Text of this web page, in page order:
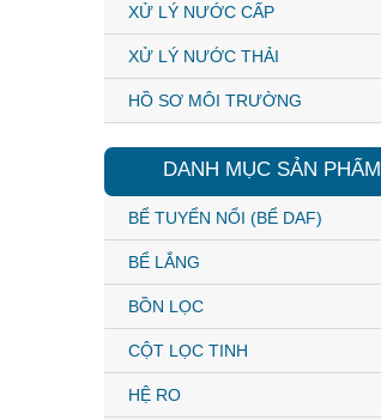
XỬ LÝ NƯỚC CẤP
XỬ LÝ NƯỚC THẢI
HỒ SƠ MÔI TRƯỜNG
DANH MỤC SẢN PHẨM
BỂ TUYỂN NỔI (BỂ DAF)
BỂ LẮNG
BỒN LỌC
CỘT LỌC TINH
HỆ RO